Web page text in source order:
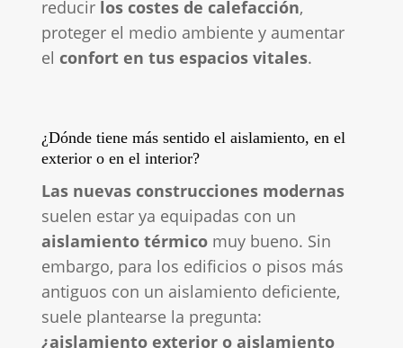
reducir los costes de calefacción,
proteger el medio ambiente y aumentar
el confort en tus espacios vitales.
¿Dónde tiene más sentido el aislamiento, en el
exterior o en el interior?
Las nuevas construcciones modernas
suelen estar ya equipadas con un
aislamiento térmicomuy bueno. Sin
embargo, para los edificios o pisos más
antiguos con un aislamiento deficiente,
suele plantearse la pregunta:
¿aislamiento exterior o aislamiento